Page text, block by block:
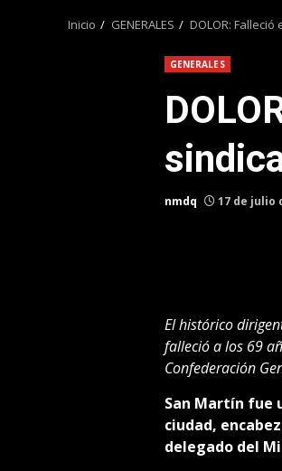
Inicio GENERALES DOLOR:
GENERALES
nmdq 17 de julio
El histórico
falleció a los 69
Confederación
San Martín fue
ciudad,
delegado del